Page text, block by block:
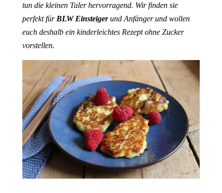
tun die kleinen Taler hervorragend. Wir finden sie
perfekt für BLW Einsteigerund Anfänger und wollen
euch deshalb ein kinderleichtes Rezept ohne Zucker
vorstellen.